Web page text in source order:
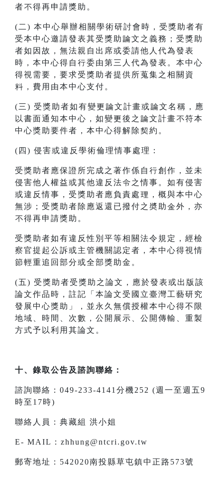
者不得再申請獎助。
(二) 本中心舉辦相關學術研討會時，受獎助者有
受本中心邀請發表其受獎助論文之義務；受獎助
者如因故，無法親自出席或委請他人代為發表
時，本中心得自行委由第三人代為發表。本中心
得視需要，要求受獎助者提供所蒐集之相關資
料，費用由本中心支付。
(三) 受獎助者如有變更論文計畫或論文名稱，應
以書面通知本中心，如變更後之論文計畫不符本
中心獎助要件者，本中心得解除契約。
(四) 侵害或違反學術倫理情事處理：
受獎助者應保證所完成之著作係自行創作，並未
侵害他人權益或其他違反法令之情事。如有侵害
或違反情事，受獎助者應負責處理，概與本中心
無涉；受獎助者除應返還已撥付之奬助金外，亦
不得再申請獎助。
受獎助者如有違反性別平等相關法令規定，經檢
察官提起公訴或主管機關認定者，本中心得視情
節輕重追回部分或全部獎助金。
(五) 受獎助者受獎助之論文，應於發表或出版該
論文作品時，註記「本論文受國立臺灣工藝研究
發展中心獎助」，並永久無償授權本中心得不限
地域、時間、次數，公開展示、公開傳輸、重製
方式予以利用其論文。
十、錄取公告及諮詢聯絡：
諮詢聯絡：049-233-4141分機252 (週一至週五9
時至17時)
聯絡人員：典藏組 洪小姐
E- MAIL：zhhung@ntcri.gov.tw
郵寄地址：542020南投縣草屯鎮中正路573號